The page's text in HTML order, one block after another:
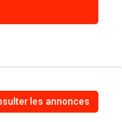
les annonces